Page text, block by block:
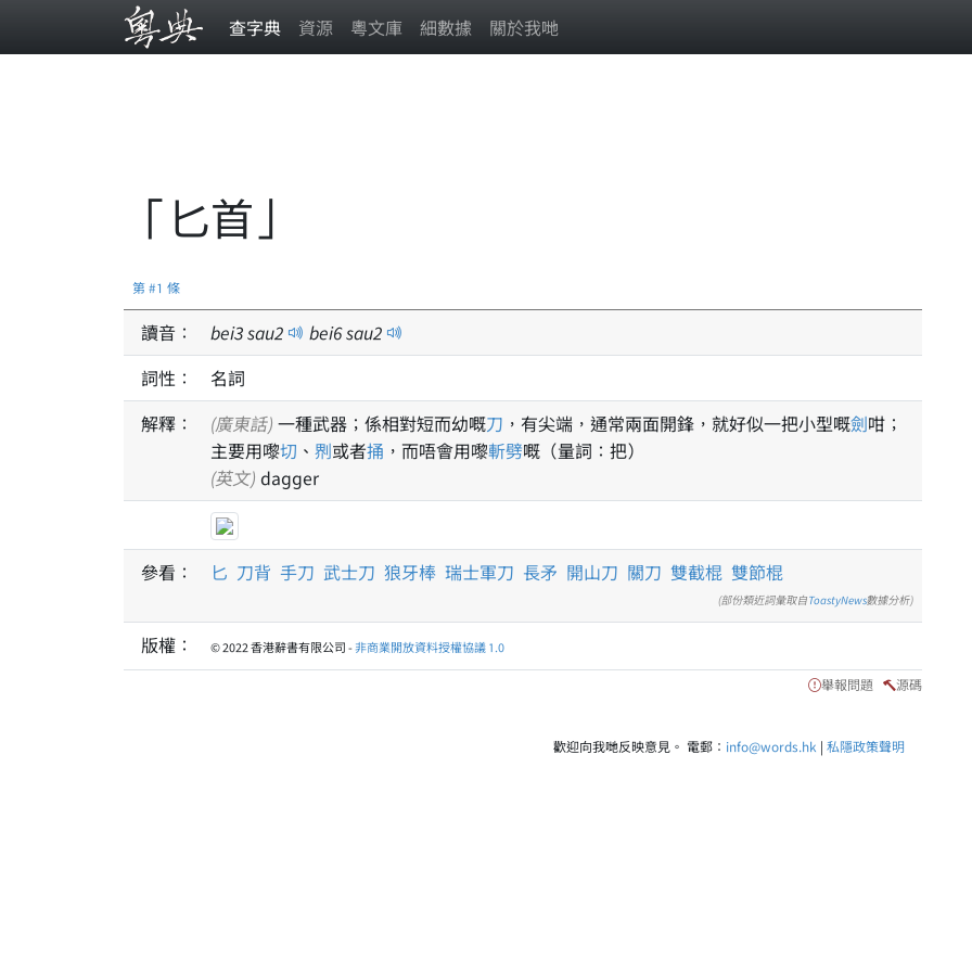
查字典 資源 粵文庫 細數據 關於我哋
「匕首」
第 #1 條
讀音： bei3sau2 bei6sau2
詞性：
名詞
解釋：
(廣東話) 一種武器；係相對短而幼嘅刀 ，有尖端，通常兩面開鋒，就好似一把小型嘅劍咁；
主要用嚟切 、 𠝹或者捅 ，而唔會用嚟斬劈嘅（量詞：把）
(英文) dagger
參看： 匕 刀背 手刀 武士刀 狼牙棒 瑞士軍刀 長矛 開山刀 關刀 雙截棍 雙節棍
(部份類近詞彙取自ToastyNews數據分析)
版權： © 2022 香港辭書有限公司 -非商業開放資料授權協議 1.0
舉報問題 源碼
歡迎向我哋反映意見。 電郵： info@words.hk | 私隱政策聲明